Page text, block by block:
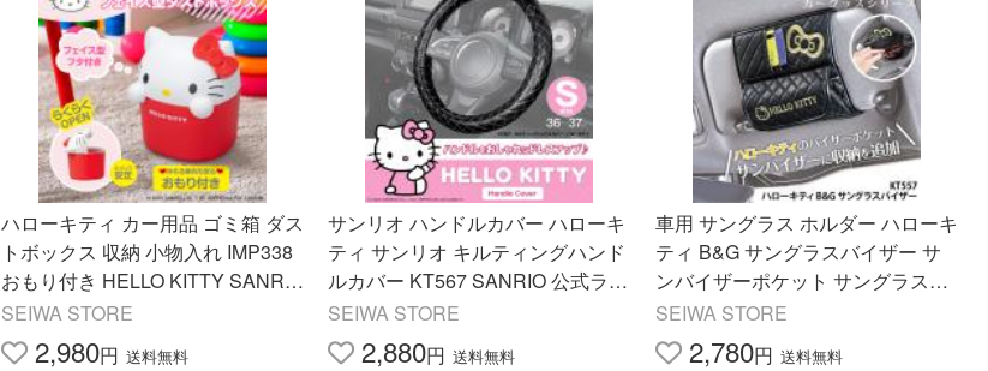
ハローキティ カー用品 ゴミ箱 ダス
トボックス 収納 小物入れ IMP338
おもり付き HELLO KITTY SANRIO
公式ライセンス商品 サンリオグッ
ズ セイワ(SEIWA)
SEIWA STORE
2,980円 送料無料
サンリオ ハンドルカバー ハローキ
ティ サンリオ キルティングハンド
ルカバー KT567 SANRIO 公式ライ
センス商品 セイワ(SEIWA)
SEIWA STORE
2,880円 送料無料
車用 サングラス ホルダー ハローキ
ティ B&G サングラスバイザー サ
ンバイザーポケット サングラスケ
ース 駐車券 収納 KT557 セイワ SE
IWA カー用品
SEIWA STORE
2,780円 送料無料